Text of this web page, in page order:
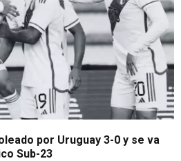
por Uruguay 3-0 y se va
Sub-23